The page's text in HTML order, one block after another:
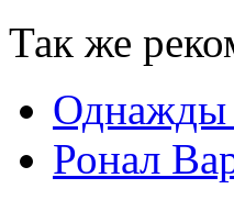
Так же
Однажды
Ронал